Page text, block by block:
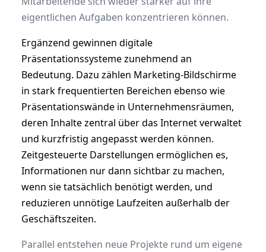
eigentlichen Aufgaben konzentrieren können.
Ergänzend gewinnen digitale
Präsentationssysteme zunehmend an
Bedeutung. Dazu zählen Marketing-Bildschirme
in stark frequentierten Bereichen ebenso wie
Präsentationswände in Unternehmensräumen,
deren Inhalte zentral über das Internet verwaltet
und kurzfristig angepasst werden können.
Zeitgesteuerte Darstellungen ermöglichen es,
Informationen nur dann sichtbar zu machen,
wenn sie tatsächlich benötigt werden, und
reduzieren unnötige Laufzeiten außerhalb der
Geschäftszeiten.
Parallel entstehen neue Projekte rund um eigene